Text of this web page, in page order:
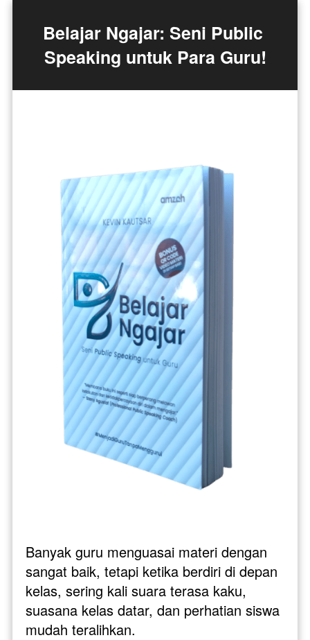
Belajar Ngajar: Seni Public
Speaking untuk Para Guru!
Banyak guru menguasai materi dengan
sangat baik, tetapi ketika berdiri di depan
kelas, sering kali suara terasa kaku,
suasana kelas datar, dan perhatian siswa
mudah teralihkan.